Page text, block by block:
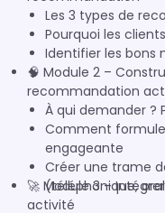
Les 3 types de
Pourquoi les
Identifier les bons
🧠 Module 2 –
recommandation
À qui demander ?
Comment
engageante
Créer une trame
(téléphonique,
🚀 Module 3 –
activité